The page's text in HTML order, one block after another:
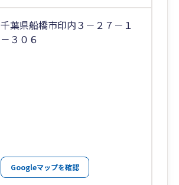
千葉県船橋市印内３－２７－１
－３０６
Googleマップを確認